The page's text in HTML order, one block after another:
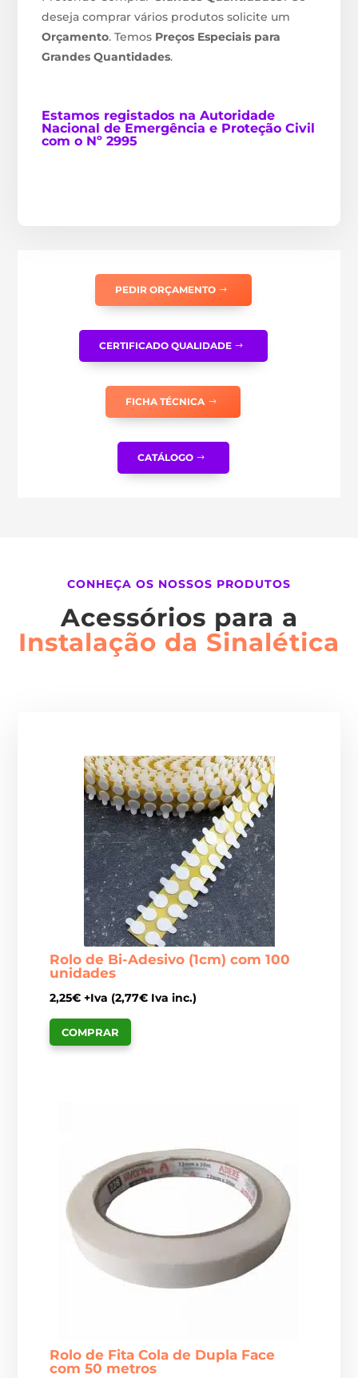
deseja comprar vários produtos solicite um
Orçamento. Temos Preços Especiais para
Grandes Quantidades.
Estamos registados na Autoridade
Nacional de Emergência e Proteção Civil
com o Nº 2995
PEDIR ORÇAMENTO
CERTIFICADO QUALIDADE
FICHA TÉCNICA
CATÁLOGO
CONHEÇA OS NOSSOS PRODUTOS
Acessórios para a
Instalação da Sinalética
Rolo de Bi-Adesivo (1cm) com 100
unidades
2,25€ +Iva (2,77€ Iva inc.)
COMPRAR
Rolo de Fita Cola de Dupla Face
com 50 metros